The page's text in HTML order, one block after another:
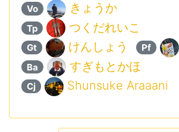
Vo きょうか
Tp つくだれいこ
Gt けんしょう Pf
Ba すぎもとかほ
Cj Shunsuke Araaani